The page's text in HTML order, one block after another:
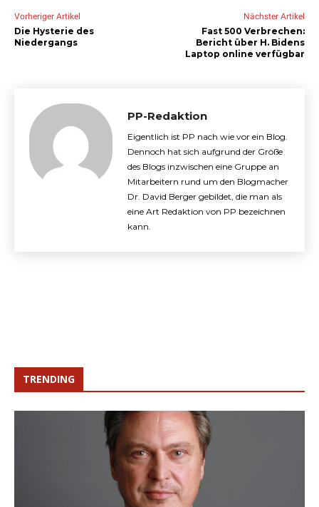
Vorheriger Artikel
Die Hysterie des
Niedergangs
Nächster Artikel
Fast 500 Verbrechen:
Bericht über H. Bidens
Laptop online verfügbar
PP-Redaktion
Eigentlich ist PP nach wie vor ein Blog.
Dennoch hat sich aufgrund der Größe
des Blogs inzwischen eine Gruppe an
Mitarbeitern rund um den Blogmacher
Dr. David Berger gebildet, die man als
eine Art Redaktion von PP bezeichnen
kann.
TRENDING